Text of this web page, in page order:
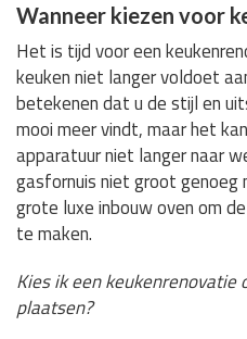
Wanneer kiezen voor
Het is tijd voor een
keuken niet langer voldoet
betekenen dat u de stijl en
mooi meer vindt, maar het
apparatuur niet langer naar
gasfornuis niet groot genoeg
grote luxe inbouw oven om
te maken.
Kies ik een
plaatsen?